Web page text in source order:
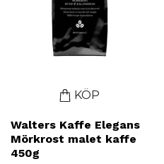
KÖP
Walters Kaffe Elegans
Mörkrost malet kaffe
450g